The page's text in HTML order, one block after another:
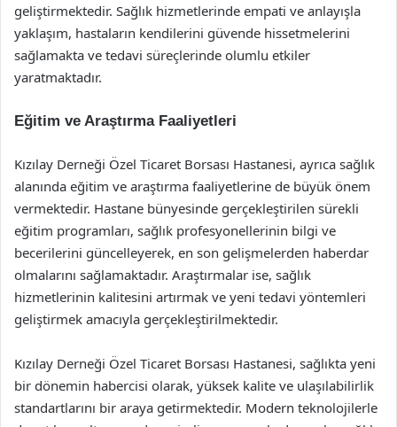
geliştirmektedir. Sağlık hizmetlerinde empati ve anlayışla
yaklaşım, hastaların kendilerini güvende hissetmelerini
sağlamakta ve tedavi süreçlerinde olumlu etkiler
yaratmaktadır.
Eğitim ve Araştırma Faaliyetleri
Kızılay Derneği Özel Ticaret Borsası Hastanesi, ayrıca sağlık
alanında eğitim ve araştırma faaliyetlerine de büyük önem
vermektedir. Hastane bünyesinde gerçekleştirilen sürekli
eğitim programları, sağlık profesyonellerinin bilgi ve
becerilerini güncelleyerek, en son gelişmelerden haberdar
olmalarını sağlamaktadır. Araştırmalar ise, sağlık
hizmetlerinin kalitesini artırmak ve yeni tedavi yöntemleri
geliştirmek amacıyla gerçekleştirilmektedir.
Kızılay Derneği Özel Ticaret Borsası Hastanesi, sağlıkta yeni
bir dönemin habercisi olarak, yüksek kalite ve ulaşılabilirlik
standartlarını bir araya getirmektedir. Modern teknolojilerle